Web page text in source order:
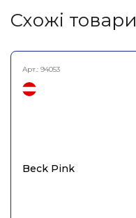
Cхожі товари
Арт.: 94053
Beck Pink